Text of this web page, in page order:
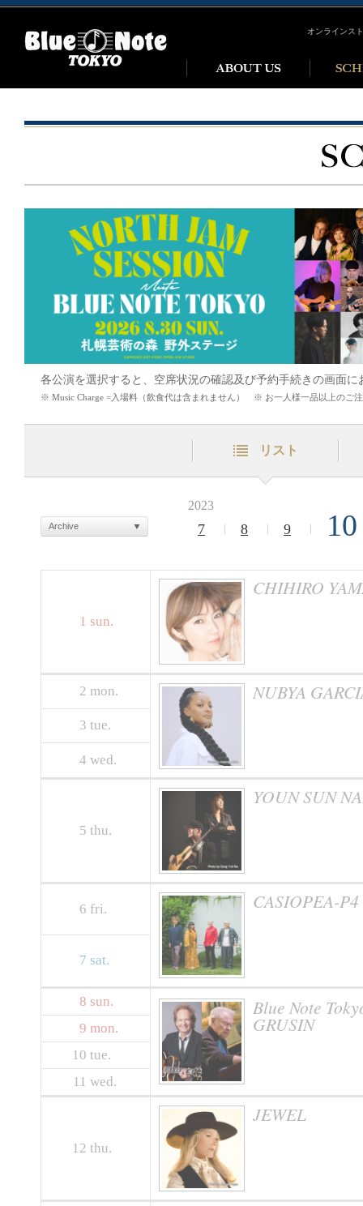
オンラインス
各公演を選択すると、空席状況の確認及び予約手続きの画面に
※ Music Charge =入場料（飲食代は含まれません） ※ お一人様一品以上のご
リスト
2023
7 8 9 10
Archive
1 sun.
CHIHIRO
2 mon. NUBYA
3 tue.
4 wed.
5 thu.
YOUN SUN
6 fri. CASIOPEA-
7 sat.
8 sun. Blue Note
GRUSIN
9 mon.
10 tue.
11 wed.
12 thu.
JEWEL